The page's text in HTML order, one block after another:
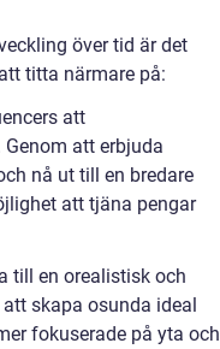
över tid är det
titta närmare på:
att
att erbjuda
nå ut till en bredare
att tjäna pengar
till en orealistisk och
skapa osunda ideal
fokuserade på yta och